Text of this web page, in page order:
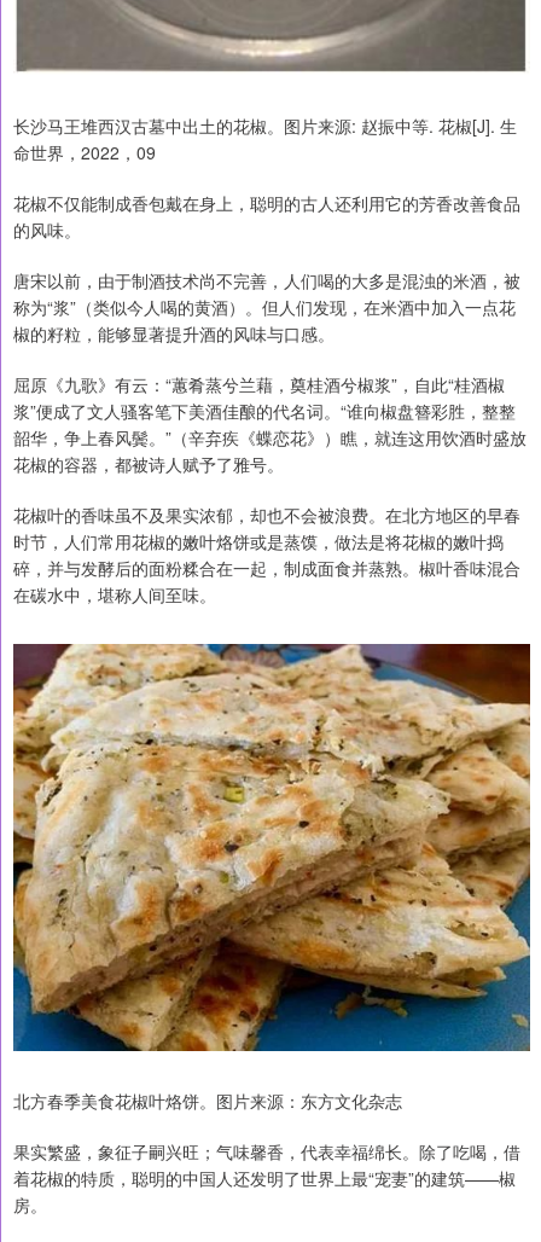
长沙马王堆西汉古墓中出土的花椒。图片来源: 赵振中等. 花椒[J]. 生
命世界，2022，09
花椒不仅能制成香包戴在身上，聪明的古人还利用它的芳香改善食品
的风味。
唐宋以前，由于制酒技术尚不完善，人们喝的大多是混浊的米酒，被
称为“浆”（类似今人喝的黄酒）。但人们发现，在米酒中加入一点花
椒的籽粒，能够显著提升酒的风味与口感。
屈原《九歌》有云：“蕙肴蒸兮兰藉，奠桂酒兮椒浆”，自此“桂酒椒
浆”便成了文人骚客笔下美酒佳酿的代名词。“谁向椒盘簪彩胜，整整
韶华，争上春风鬓。”（辛弃疾《蝶恋花》）瞧，就连这用饮酒时盛放
花椒的容器，都被诗人赋予了雅号。
花椒叶的香味虽不及果实浓郁，却也不会被浪费。在北方地区的早春
时节，人们常用花椒的嫩叶烙饼或是蒸馍，做法是将花椒的嫩叶捣
碎，并与发酵后的面粉糅合在一起，制成面食并蒸熟。椒叶香味混合
在碳水中，堪称人间至味。
北方春季美食花椒叶烙饼。图片来源：东方文化杂志
果实繁盛，象征子嗣兴旺；气味馨香，代表幸福绵长。除了吃喝，借
着花椒的特质，聪明的中国人还发明了世界上最“宠妻”的建筑——椒
房。